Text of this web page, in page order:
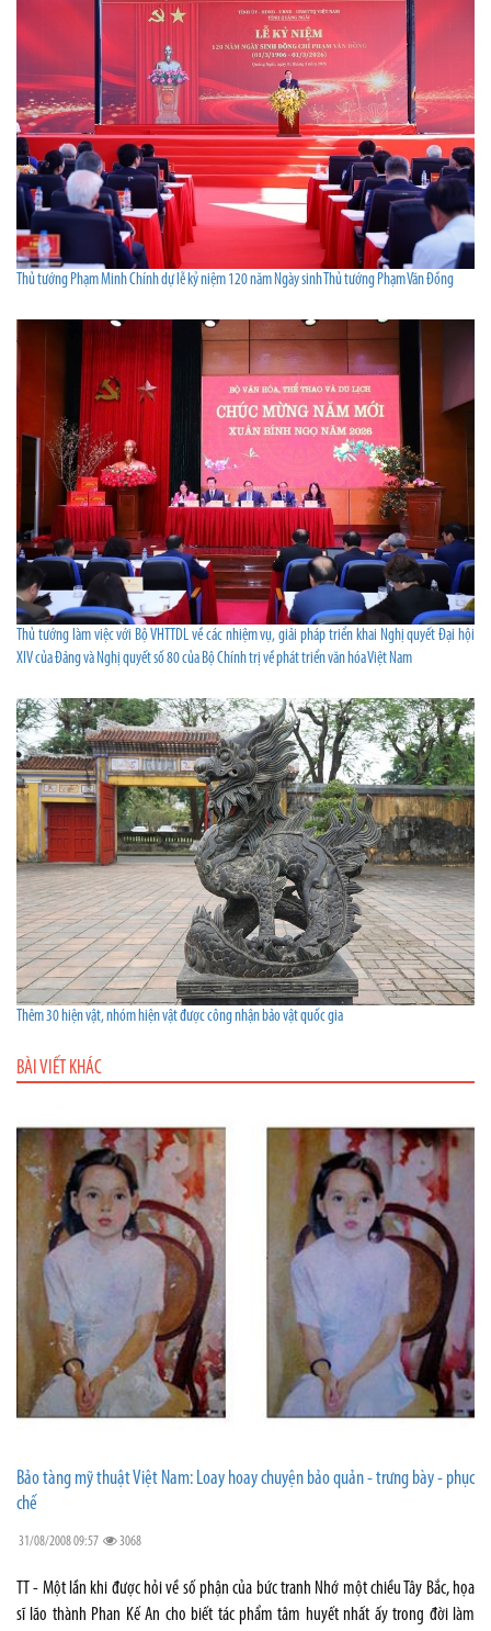
Thủ tướng Phạm Minh Chính dự lễ kỷ niệm 120 năm Ngày sinh Thủ tướng Phạm Văn Đồng
Thủ tướng làm việc với Bộ VHTTDL về các nhiệm vụ, giải pháp triển khai Nghị quyết Đại hội
XIV của Đảng và Nghị quyết số 80 của Bộ Chính trị về phát triển văn hóa Việt Nam
Thêm 30 hiện vật, nhóm hiện vật được công nhận bảo vật quốc gia
BÀI VIẾT KHÁC
Bảo tàng mỹ thuật Việt Nam: Loay hoay chuyện bảo quản - trưng bày - phục
chế
31/08/2008 09:57 3068
TT - Một lần khi được hỏi về số phận của bức tranh Nhớ một chiều Tây Bắc, họa
sĩ lão thành Phan Kế An cho biết tác phẩm tâm huyết nhất ấy trong đời làm